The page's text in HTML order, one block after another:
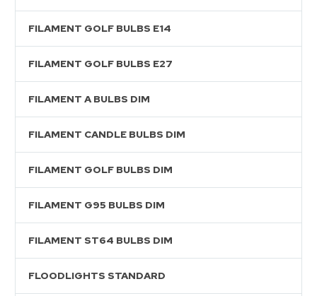
FILAMENT GOLF BULBS E14
FILAMENT GOLF BULBS E27
FILAMENT A BULBS DIM
FILAMENT CANDLE BULBS DIM
FILAMENT GOLF BULBS DIM
FILAMENT G95 BULBS DIM
FILAMENT ST64 BULBS DIM
FLOODLIGHTS STANDARD